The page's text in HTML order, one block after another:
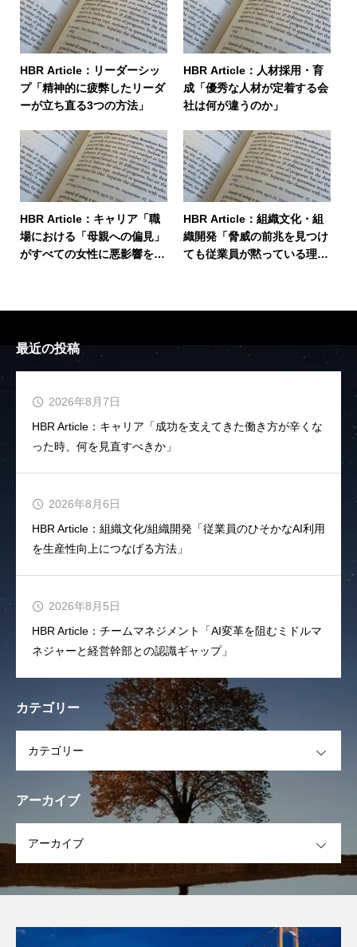
HBR Article：リーダーシッ
プ「精神的に疲弊したリーダ
ーが立ち直る3つの方法」
HBR Article：人材採用・育
成「優秀な人材が定着する会
社は何が違うのか」
HBR Article：キャリア「職
場における「母親への偏見」
がすべての女性に悪影響を与
HBR Article：組織文化・組
織開発「脅威の前兆を見つけ
ても従業員が黙っている理
最近の投稿
HBR Article：キャリア「成功を支えてきた働き方が辛くな
った時、何を見直すべきか」
2026年8月7日
HBR Article：組織文化/組織開発「従業員のひそかなAI利用
を生産性向上につなげる方法」
2026年8月6日
HBR Article：チームマネジメント「AI変革を阻むミドルマ
ネジャーと経営幹部との認識ギャップ」
2026年8月5日
カテゴリー
アーカイブ